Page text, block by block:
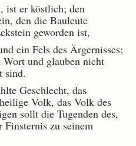
ist er köstlich; den
den die Bauleute
geworden ist,
ein Fels des Ärgernisses;
Wort und glauben nicht
sind.
Geschlecht, das
Volk, das Volk des
sollt die Tugenden des,
Finsternis zu seinem